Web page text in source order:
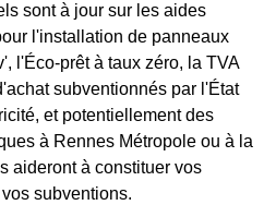
sont à jour sur les aides
l'installation de panneaux
l'Éco-prêt à taux zéro, la TVA
subventionnés par l'État
et potentiellement des
à Rennes Métropole ou à la
aideront à constituer vos
subventions.